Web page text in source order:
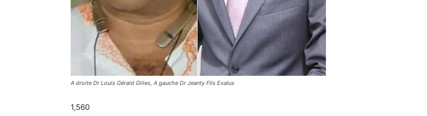
A droite Dr Louis Gérald Gilles, A gauche Dr Jeanty Fils Exalus
1,560